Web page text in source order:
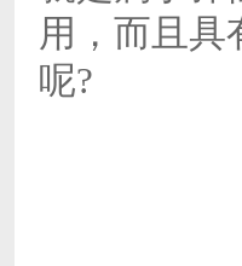
用，而且具
呢?